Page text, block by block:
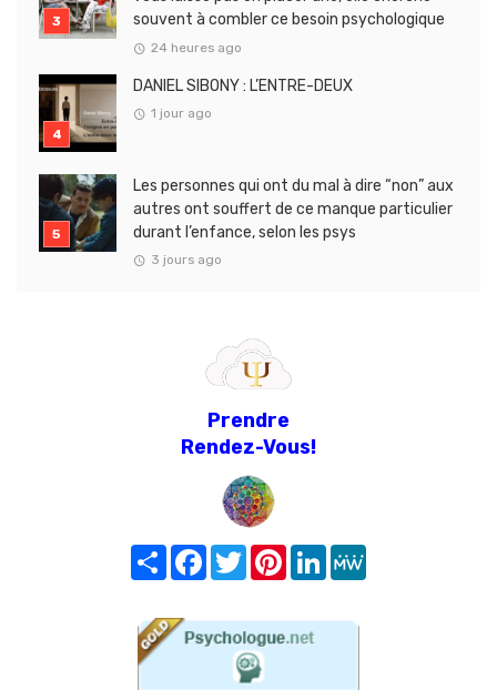
souvent à combler ce besoin psychologique
24 heures ago
DANIEL SIBONY : L’ENTRE-DEUX
1 jour ago
Les personnes qui ont du mal à dire “non” aux
autres ont souffert de ce manque particulier
durant l’enfance, selon les psys
3 jours ago
Prendre
Rendez-Vous!
Share FacebookTwitterPinterest
LinkedIn